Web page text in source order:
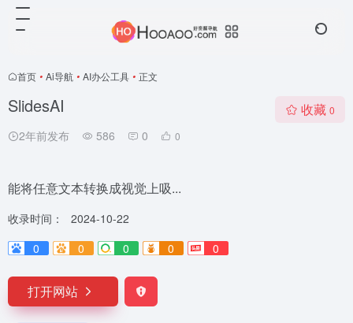
首页 • Ai导航 • AI办公工具 • 正文
SlidesAI
2年前发布 586 0 0
收藏 0
能将任意文本转换成视觉上吸...
收录时间：
2024-10-22
0
0 0 0 0
打开网站